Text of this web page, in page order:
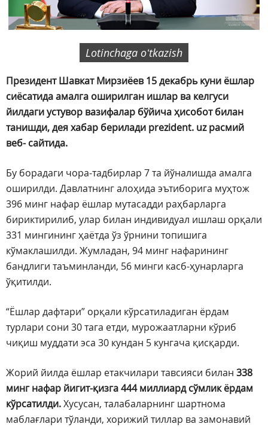
Lotinchaga oʻtkazish
Президент Шавкат Мирзиёев 15 декабрь куни ёшлар
сиёсатида амалга оширилган ишлар ва келгуси
йилдаги устувор вазифалар бўйича ҳисобот билан
танишди, дея хабар берилади prezident. uz расмий
веб- сайтида.
Бу борадаги чора-тадбирлар 7 та йўналишда амалга
оширилди. Давлатнинг алоҳида эътиборига муҳтож
396 минг нафар ёшлар мутасадди раҳбарларга
бириктирилиб, улар билан индивидуал ишлаш орқали
331 мингининг ҳаётда ўз ўрнини топишига
кўмаклашилди. Жумладан, 94 минг нафарининг
бандлиги таъминланди, 56 минги касб-ҳунарларга
ўқитилди.
“Ёшлар дафтари” орқали кўрсатиладиган ёрдам
турлари сони 30 тага етди, мурожаатларни кўриб
чиқиш муддати эса 30 кундан 5 кунгача қисқарди.
Жорий йилда ёшлар етакчилари тавсияси билан 338
минг нафар йигит-қизга 444 миллиард сўмлик ёрдам
кўрсатилди.Хусусан, талабаларнинг шартнома
маблағлари тўланди, хорижий тиллар ва замонавий